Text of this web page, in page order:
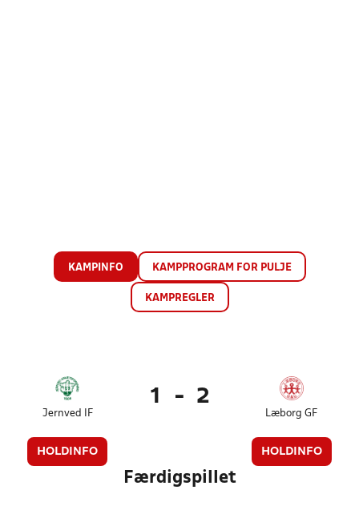
KAMPINFO KAMPPROGRAM FOR PULJE
KAMPREGLER
Jernved IF
HOLDINFO
1 - 2
Læborg GF
HOLDINFO
Færdigspillet